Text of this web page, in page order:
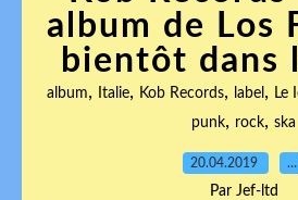
album de Los
bientôt dans
album, Italie, Kob Records, label, Le
punk, rock, ska
20.04.2019 …
Par Jef-ltd